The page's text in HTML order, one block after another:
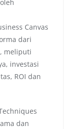
Canvas
dari
meliputi
investasi
ROI dan
dan